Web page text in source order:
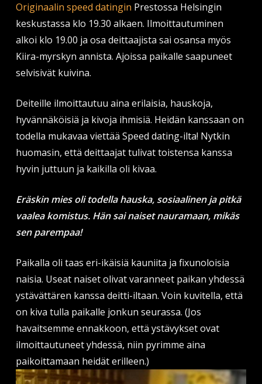
Originaalin speed datingin Prestossa Helsingin
keskustassa klo 19.30 alkaen. Ilmoittautuminen
alkoi klo 19.00 ja osa deittaajista sai osansa myös
Kiira-myrskyn annista. Ajoissa paikalle saapuneet
selvisivät kuivina.
Deiteille ilmoittautuu aina erilaisia, hauskoja,
hyvännäköisiä ja kivoja ihmisiä. Heidän kanssaan on
todella mukavaa viettää Speed dating-ilta! Nytkin
huomasin, että deittaajat tulivat toistensa kanssa
hyvin juttuun ja kaikilla oli kivaa.
Eräskin mies oli todella hauska, sosiaalinen ja pitkä
vaalea komistus. Hän sai naiset nauramaan, mikäs
sen parempaa!
Paikalla oli taas eri-ikäisiä kauniita ja fixunoloisia
naisia. Useat naiset olivat varanneet paikan yhdessä
ystävättären kanssa deitti-iltaan. Voin kuvitella, että
on kiva tulla paikalle jonkun seurassa. (Jos
havaitsemme ennakkoon, että ystävykset ovat
ilmoittautuneet yhdessä, niin pyrimme aina
paikoittamaan heidät erilleen.)